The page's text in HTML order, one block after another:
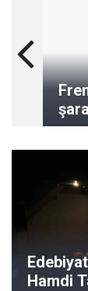
Hamdi